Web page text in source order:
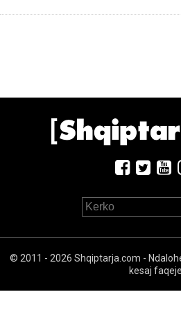
© 2011 - 2026 Shqiptarja.com -
kesaj faqeje